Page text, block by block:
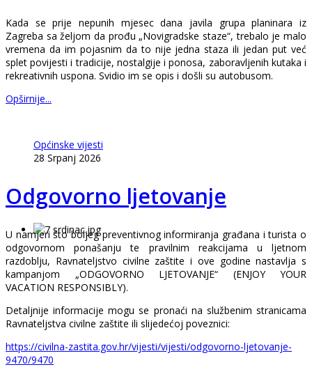
Kada se prije nepunih mjesec dana javila grupa planinara iz
Zagreba sa željom da prođu „Novigradske staze“, trebalo je malo
vremena da im pojasnim da to nije jedna staza ili jedan put već
splet povijesti i tradicije, nostalgije i ponosa, zaboravljenih kutaka i
rekreativnih uspona. Svidio im se opis i došli su autobusom.
Opširnije...
Općinske vijesti
28 Srpanj 2026
Odgovorno ljetovanje
U namjeri što boljeg preventivnog informiranja građana i turista o
odgovornom ponašanju te pravilnim reakcijama u ljetnom
razdoblju, Ravnateljstvo civilne zaštite i ove godine nastavlja s
kampanjom „ODGOVORNO LJETOVANJE“ (ENJOY YOUR
VACATION RESPONSIBLY).
Detaljnije informacije mogu se pronaći na službenim stranicama
Ravnateljstva civilne zaštite ili slijedećoj poveznici:
https://civilna-zastita.gov.hr/vijesti/vijesti/odgovorno-ljetovanje-
9470/9470